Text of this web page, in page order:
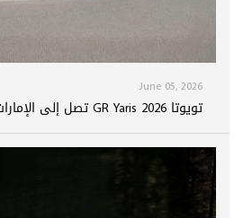
June 05, 2026
تويوتا GR Yaris 2026 تصل إلى الإمارات: سيارة راليات حقيقية ...